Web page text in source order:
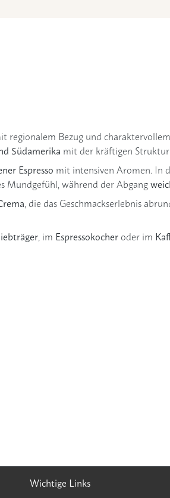
regionalem Bezug und
Südamerika mit der kräftigen
Espresso mit intensiven Aromen. In
Mundgefühl, während der Abgang
, die das Geschmackserlebnis
, im Espressokocher oder im
Wichtige Links